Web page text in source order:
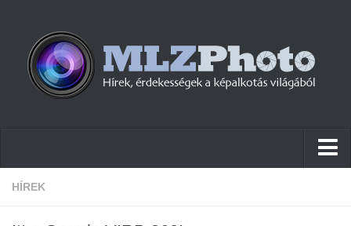
Hírek
HÍREK